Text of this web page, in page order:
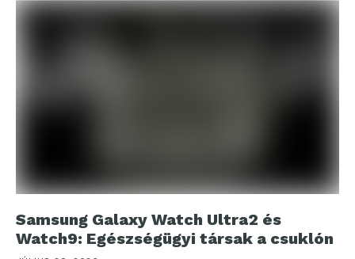
Samsung Galaxy Watch Ultra2 és
Watch9: Egészségügyi társak a csuklón